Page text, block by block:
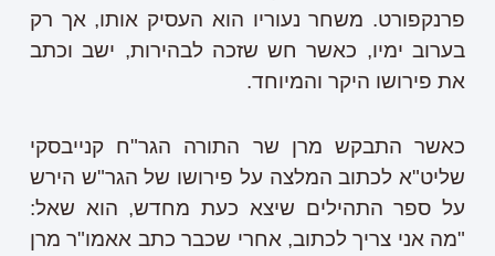
פרנקפורט. משחר נעוריו הוא העסיק אותו, אך רק
בערוב ימיו, כאשר חש שזכה לבהירות, ישב וכתב
את פירושו היקר והמיוחד.
כאשר התבקש מרן שר התורה הגר"ח קנייבסקי
שליט"א לכתוב המלצה על פירושו של הגר"ש הירש
על ספר התהילים שיצא כעת מחדש, הוא שאל:
"מה אני צריך לכתוב, אחרי שכבר כתב אאמו"ר מרן